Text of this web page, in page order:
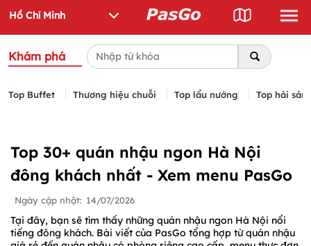
Khám phá
Top Buffet Thương hiệu chuỗi Top lẩu nướng Top hải sản
Top 30+ quán nhậu ngon Hà Nội
đông khách nhất - Xem menu PasGo
Ngày cập nhật: 14/07/2026
Tại đây, bạn sẽ tìm thấy những quán nhậu ngon Hà Nội nổi
tiếng đông khách. Bài viết của PasGo tổng hợp từ quán nhậu